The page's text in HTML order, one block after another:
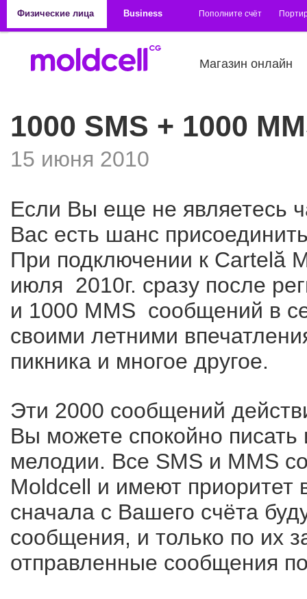
Физические лица
Business Пополните счёт
Магазин онлайн
1000 SMS + 1000
15 июня 2010
Если Вы еще не являетесь
Вас есть шанс
При подключении к Cartelă
июля 2010г. сразу после
и 1000 MMS сообщений в
своими летними
пикника и многое другое.
Эти 2000 сообщений
Вы можете спокойно
мелодии. Все SMS и MMS
Moldcell и имеют приоритет
сначала с Вашего счёта
сообщения, и только по их
отправленные сообщения